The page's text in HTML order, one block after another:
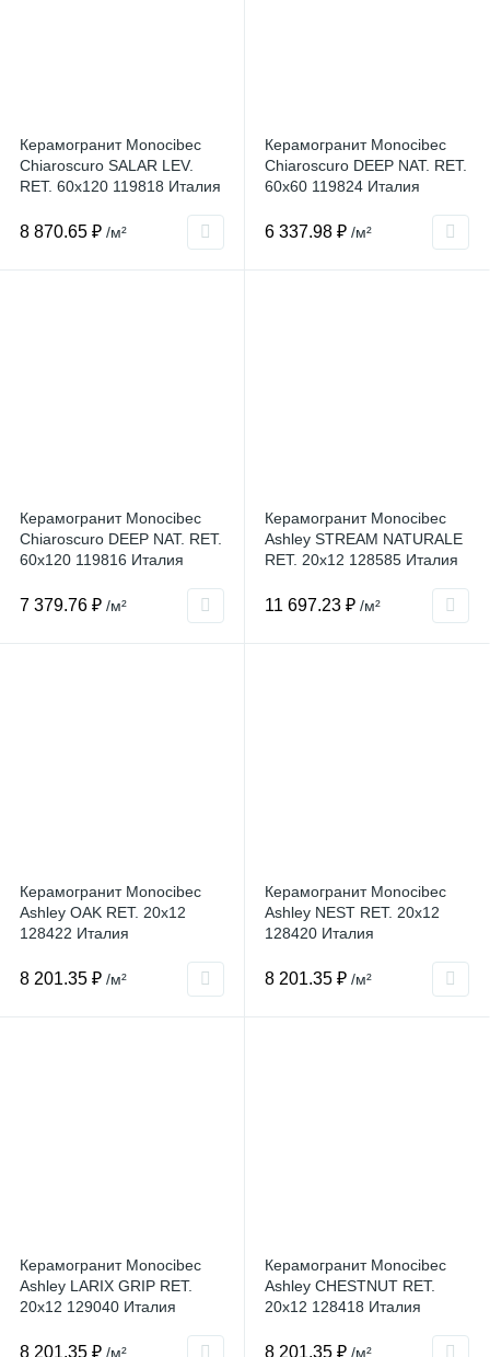
Керамогранит Monocibec
Chiaroscuro SALAR LEV.
RET. 60x120 119818 Италия
8 870.65 ₽ /м²
Керамогранит Monocibec
Chiaroscuro DEEP NAT. RET.
60x60 119824 Италия
6 337.98 ₽ /м²
Керамогранит Monocibec
Chiaroscuro DEEP NAT. RET.
60x120 119816 Италия
7 379.76 ₽ /м²
Керамогранит Monocibec
Ashley STREAM NATURALE
RET. 20x12 128585 Италия
11 697.23 ₽ /м²
Керамогранит Monocibec
Ashley OAK RET. 20x12
128422 Италия
8 201.35 ₽ /м²
Керамогранит Monocibec
Ashley NEST RET. 20x12
128420 Италия
8 201.35 ₽ /м²
Керамогранит Monocibec
Ashley LARIX GRIP RET.
20x12 129040 Италия
8 201.35 ₽ /м²
Керамогранит Monocibec
Ashley CHESTNUT RET.
20x12 128418 Италия
8 201.35 ₽ /м²